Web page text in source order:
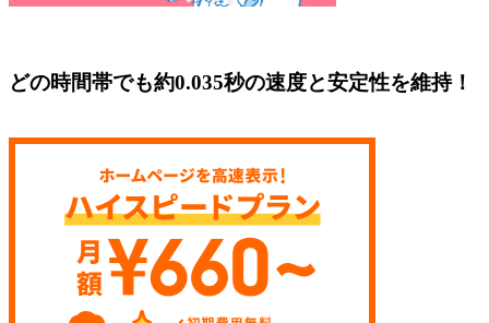
どの時間帯でも約0.035秒の速度と安定性を維持！